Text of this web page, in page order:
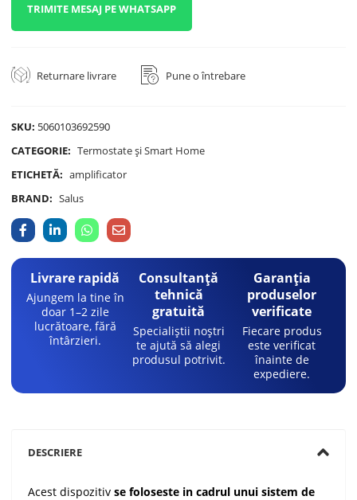
TRIMITE MESAJ PE WHATSAPP
Returnare livrare Pune o întrebare
SKU: 5060103692590
CATEGORIE: Termostate și Smart Home
ETICHETĂ: amplificator
BRAND: Salus
Livrare rapidă
Ajungem la tine în
doar 1–2 zile
lucrătoare, fără
întârzieri.
Consultanță
tehnică
gratuită
Specialiștii noștri
te ajută să alegi
produsul potrivit.
Garanția
produselor
verificate
Fiecare produs
este verificat
înainte de
expediere.
DESCRIERE
Acest dispozitivse foloseste in cadrul unui sistem de